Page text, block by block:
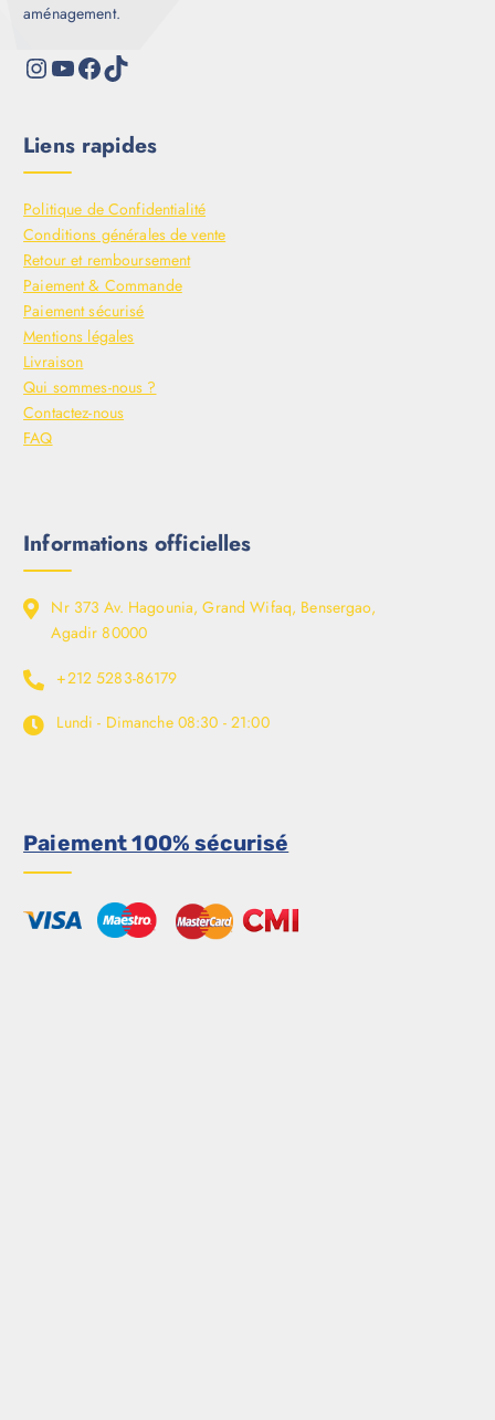
aménagement.
Liens rapides
Politique de Confidentialité
Conditions générales de vente
Retour et remboursement
Paiement & Commande
Paiement sécurisé
Mentions légales
Livraison
Qui sommes-nous ?
Contactez-nous
FAQ
Informations officielles
Nr 373 Av. Hagounia, Grand Wifaq, Bensergao,
Agadir 80000
+212 5283-86179
Lundi - Dimanche 08:30 - 21:00
Paiement 100% sécurisé